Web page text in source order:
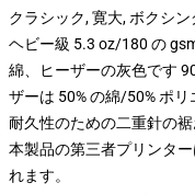
クラシック, 寛大, ボクシン
ヘビー級 5.3 oz/180 の
綿、ヒーザーの灰色です
ザーは 50% の綿/50% ポ
耐久性のための二重針の
本製品の第三者プリンタ
れます。